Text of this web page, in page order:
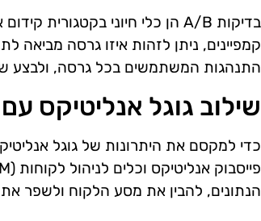
קמפיינים, ניתן לזהות איזו גרסה מביאה
התנהגות המשתמשים בכל גרסה, ולבצע
שילוב גוגל אנליטיקס
כדי למקסם את היתרונות של גוגל
הנתונים, להבין את מסע הלקוח ולשפר את